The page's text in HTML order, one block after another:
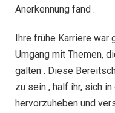
Anerkennung fand .
Ihre frühe Karriere war
Umgang mit Themen,
galten . Diese
zu sein , half ihr, sich
hervorzuheben und